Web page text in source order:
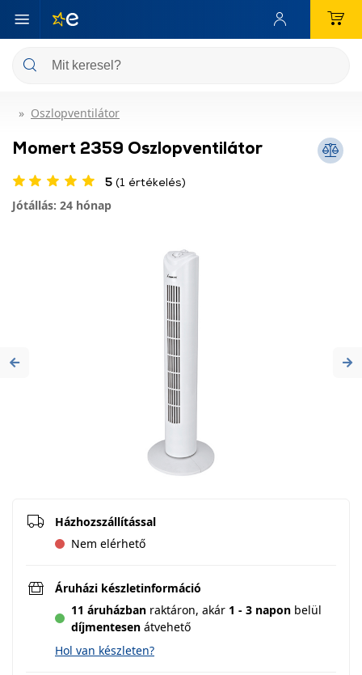
Oszlopventilátor
Momert 2359 Oszlopventilátor
5 (1 értékelés)
Jótállás: 24 hónap
Previous
Házhozszállítással
Nem elérhető
Áruházi készletinformáció
11 áruházban raktáron, akár 1 - 3 napon belül
díjmentesen átvehető
Hol van készleten?